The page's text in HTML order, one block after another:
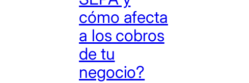
cómo afecta
a los cobros
de tu
negocio?